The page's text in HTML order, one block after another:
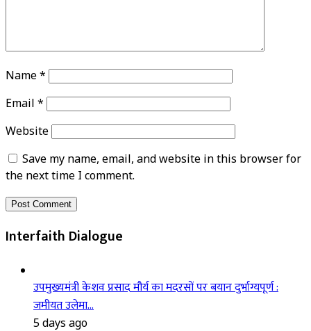
Name*
Email *
Website
Save my name, email, and website in this browser for
the next time I comment.
Interfaith Dialogue
उपमुख्यमंत्री केशव प्रसाद मौर्य का मदरसों पर बयान दुर्भाग्यपूर्ण :
जमीयत उलेमा…
5 days ago